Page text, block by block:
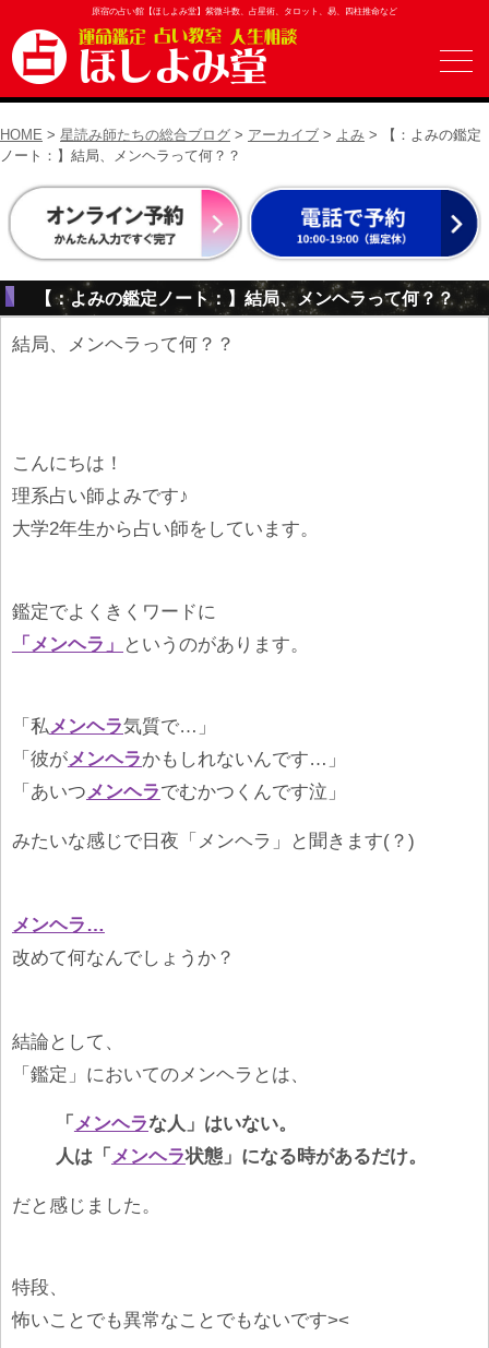
原宿の占い館【ほしよみ堂】紫微斗数、占星術、タロット、易、四柱推命など
HOME > 星読み師たちの総合ブログ > アーカイブ > よみ > 【：よみの鑑定
ノート：】結局、メンヘラって何？？
【：よみの鑑定ノート：】結局、メンヘラって何？？
結局、メンヘラって何？？
こんにちは！
理系占い師よみです♪
大学2年生から占い師をしています。
鑑定でよくきくワードに
「メンヘラ」
というのがあります。
「私メンヘラ気質で…」
「彼がメンヘラかもしれないんです…」
「あいつメンヘラでむかつくんです泣」
みたいな感じで日夜「メンヘラ」と聞きます(？)
メンヘラ…
改めて何なんでしょうか？
結論として、
「鑑定」においてのメンヘラとは、
「 メンヘラな人」はいない。
人は「 メンヘラ状態」になる時があるだけ。
だと感じました。
特段、
怖いことでも異常なことでもないです><